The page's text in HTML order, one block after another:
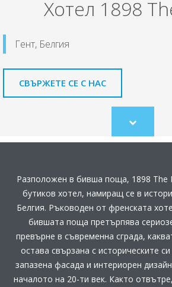
Хотел 1898
Гент, Белгия
СВЪРЖЕТЕ СЕ С НАС
Scroll
to
Разположен в бивша поща, 1898 The
бутиков хотел, намиращ се в
Белгия. Ръководен от френската
бившата поща претърпява
превърне в съвременна сграда,
остава свързана с историческите
запазена фасада и интериорен
началото на 20-ти век. Както